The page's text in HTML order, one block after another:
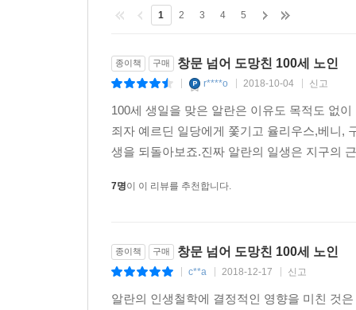
포레스트 검프나, 멍청하지는 않되 정치적 판단
많은 위정자들을 비판하기 위한 가장 효과적인 장
독자들이 별 생각 없이 백 년을 산 것처럼 보이는
삶과 행복이며, 그 무엇의 이름으로도 이 삶과 행
현대사의 주요 장면과 맞닥뜨리는 재미
이 작품의 가장 큰 미덕은 뭐니 뭐니 해도 세계
최초로 핵폭탄을 개발한 미국은 사실 알란의 도
한국 독자들이 가장 관심을 가질 부분은 역시
거짓말이 들통 나는데, 이는 김정일이 후에 어
1 2 3 4 5
종이책 구매 창문 넘어 도망친 100세 노인
r****o 2018-10-04 신고
100세 생일을 맞은 알란은 이유도 목적도 없
죄자 예르딘 일당에게 쫓기고 율리우스,베니,
생을 되돌아보죠.진짜 알란의 일생은 지구의
7명이 이 리뷰를 추천합니다.
종이책 구매 창문 넘어 도망친 100세 노인
c**a 2018-12-17 신고
알란의 인생철학에 결정적인 영향을 미친 것